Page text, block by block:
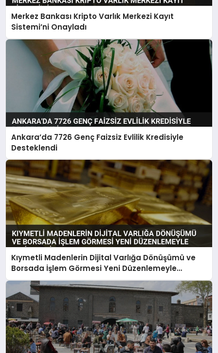
Merkez Bankası Kripto Varlık Merkezi Kayıt
Sistemi’ni Onayladı
Ankara’da 7726 Genç Faizsiz Evlilik Kredisiyle
Desteklendi
Kıymetli Madenlerin Dijital Varlığa Dönüşümü ve
Borsada İşlem Görmesi Yeni Düzenlemeyle
Belirlendi